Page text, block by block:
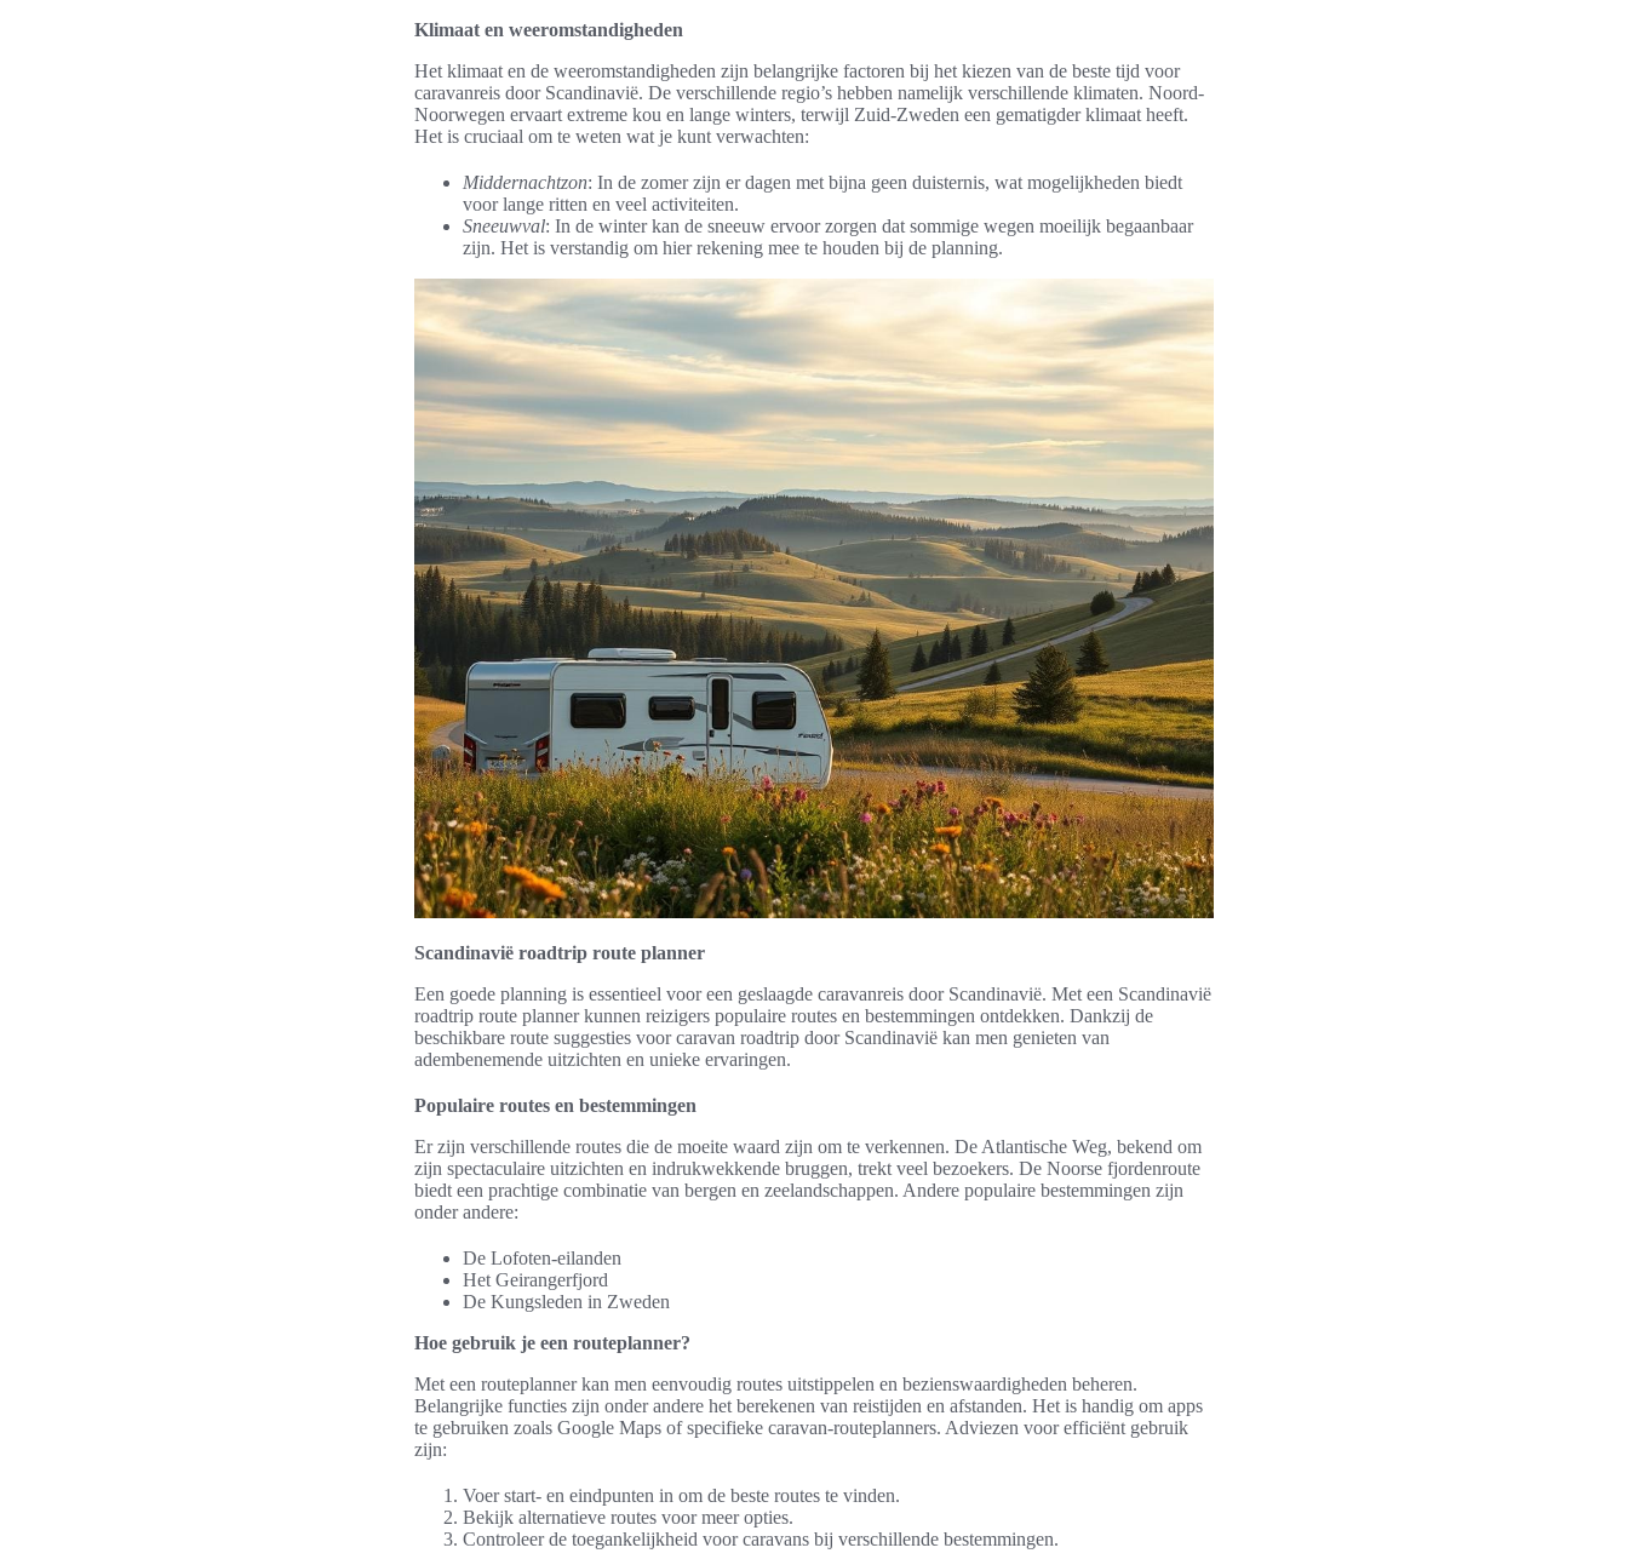
Klimaat en weeromstandigheden
Het klimaat en de weeromstandigheden zijn belangrijke factoren bij het kiezen van de beste tijd voor
caravanreis door Scandinavië. De verschillende regio’s hebben namelijk verschillende klimaten. Noord-
Noorwegen ervaart extreme kou en lange winters, terwijl Zuid-Zweden een gematigder klimaat heeft.
Het is cruciaal om te weten wat je kunt verwachten:
Middernachtzon: In de zomer zijn er dagen met bijna geen duisternis, wat mogelijkheden biedt
voor lange ritten en veel activiteiten.
Sneeuwval: In de winter kan de sneeuw ervoor zorgen dat sommige wegen moeilijk begaanbaar
zijn. Het is verstandig om hier rekening mee te houden bij de planning.
Scandinavië roadtrip route planner
Een goede planning is essentieel voor een geslaagde caravanreis door Scandinavië. Met een Scandinavië
roadtrip route planner kunnen reizigers populaire routes en bestemmingen ontdekken. Dankzij de
beschikbare route suggesties voor caravan roadtrip door Scandinavië kan men genieten van
adembenemende uitzichten en unieke ervaringen.
Populaire routes en bestemmingen
Er zijn verschillende routes die de moeite waard zijn om te verkennen. De Atlantische Weg, bekend om
zijn spectaculaire uitzichten en indrukwekkende bruggen, trekt veel bezoekers. De Noorse fjordenroute
biedt een prachtige combinatie van bergen en zeelandschappen. Andere populaire bestemmingen zijn
onder andere:
De Lofoten-eilanden
Het Geirangerfjord
De Kungsleden in Zweden
Hoe gebruik je een routeplanner?
Met een routeplanner kan men eenvoudig routes uitstippelen en bezienswaardigheden beheren.
Belangrijke functies zijn onder andere het berekenen van reistijden en afstanden. Het is handig om apps
te gebruiken zoals Google Maps of specifieke caravan-routeplanners. Adviezen voor efficiënt gebruik
zijn:
Voer start- en eindpunten in om de beste routes te vinden.
Bekijk alternatieve routes voor meer opties.
Controleer de toegankelijkheid voor caravans bij verschillende bestemmingen.